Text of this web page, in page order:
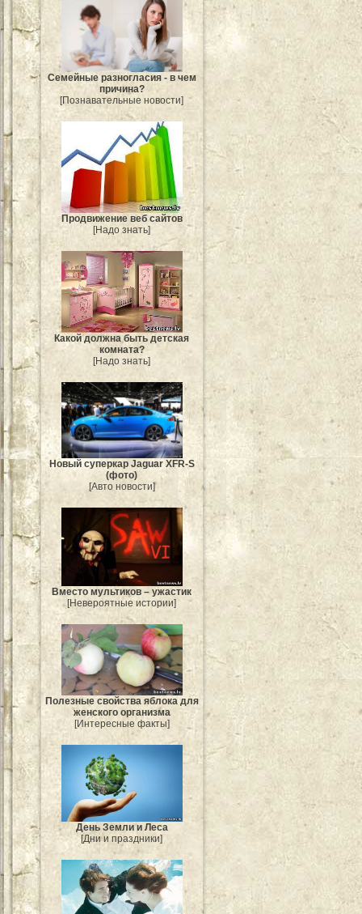
Семейные разногласия - в чем
причина?
[Познавательные новости]
Продвижение веб сайтов
[Надо знать]
Какой должна быть детская
комната?
[Надо знать]
Новый суперкар Jaguar XFR-S
(фото)
[Авто новости]
Вместо мультиков – ужастик
[Невероятные истории]
Полезные свойства яблока для
женского организма
[Интересные факты]
День Земли и Леса
[Дни и праздники]